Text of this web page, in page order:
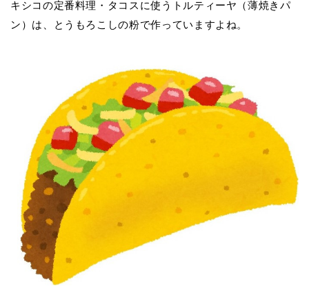
キシコの定番料理・タコスに使うトルティーヤ（薄焼きパ
ン）は、とうもろこしの粉で作っていますよね。